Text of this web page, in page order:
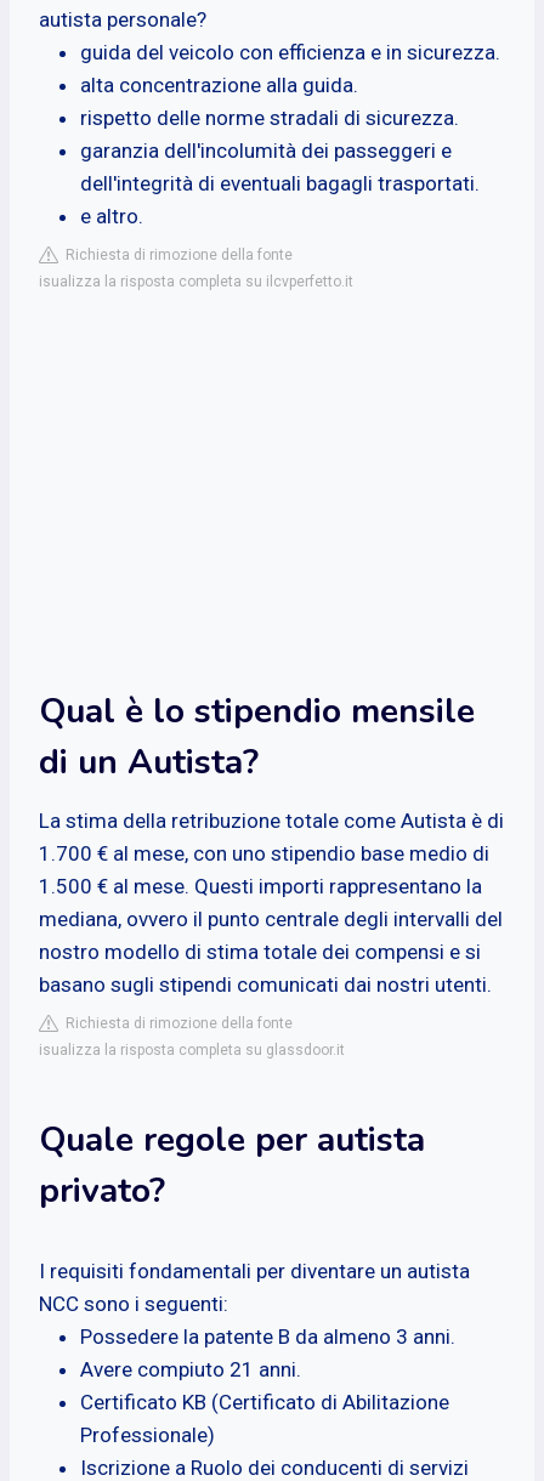
autista personale?
guida del veicolo con efficienza e in sicurezza.
alta concentrazione alla guida.
rispetto delle norme stradali di sicurezza.
garanzia dell'incolumità dei passeggeri e
dell'integrità di eventuali bagagli trasportati.
e altro.
Richiesta di rimozione della fonte
isualizza la risposta completa su ilcvperfetto.it
Qual è lo stipendio mensile
di un Autista?
La stima della retribuzione totale come Autista è di
1.700 € al mese, con uno stipendio base medio di
1.500 € al mese. Questi importi rappresentano la
mediana, ovvero il punto centrale degli intervalli del
nostro modello di stima totale dei compensi e si
basano sugli stipendi comunicati dai nostri utenti.
Richiesta di rimozione della fonte
isualizza la risposta completa su glassdoor.it
Quale regole per autista
privato?
I requisiti fondamentali per diventare un autista
NCC sono i seguenti:
Possedere la patente B da almeno 3 anni.
Avere compiuto 21 anni.
Certificato KB (Certificato di Abilitazione
Professionale)
Iscrizione a Ruolo dei conducenti di servizi